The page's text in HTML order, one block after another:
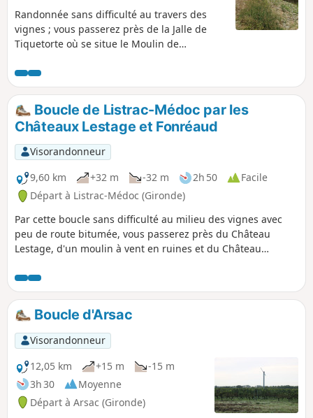
Randonnée sans difficulté au travers des
vignes ; vous passerez près de la Jalle de
Tiquetorte où se situe le Moulin de
Boucle de Listrac-Médoc par les
Châteaux Lestage et Fonréaud
Visorandonneur
9,60 km
+32 m -32 m 2h 50
Facile
Départ à Listrac-Médoc (Gironde)
Par cette boucle sans difficulté au milieu des vignes avec
peu de route bitumée, vous passerez près du Château
Lestage, d'un moulin à vent en ruines et du Château
Boucle d'Arsac
Visorandonneur
12,05 km
+15 m
-15 m
3h 30
Moyenne
Départ à Arsac (Gironde)